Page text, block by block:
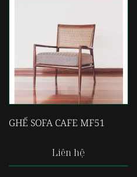
GHẾ SOFA CAFE MF51
Liên hệ